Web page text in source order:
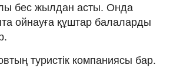
бес жылдан асты. Онда
ойнауға құштар балаларды
туристік компаниясы бар.